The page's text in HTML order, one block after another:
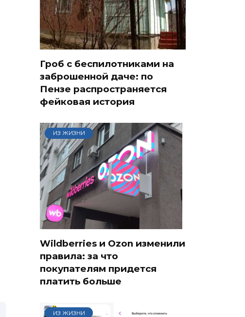
Гроб с беспилотниками на
заброшенной даче: по
Пензе распространяется
фейковая история
ИЗ ЖИЗНИ
Wildberries и Ozon изменили
правила: за что
покупателям придется
платить больше
ИЗ ЖИЗНИ